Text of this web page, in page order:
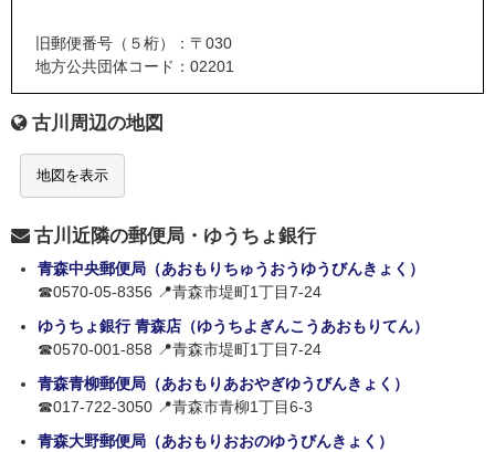
旧郵便番号（５桁）：〒030
地方公共団体コード：02201
古川周辺の地図
地図を表示
古川近隣の郵便局・ゆうちょ銀行
青森中央郵便局（あおもりちゅうおうゆうびんきょく）
☎0570-05-8356 📍青森市堤町1丁目7-24
ゆうちょ銀行 青森店（ゆうちよぎんこうあおもりてん）
☎0570-001-858 📍青森市堤町1丁目7-24
青森青柳郵便局（あおもりあおやぎゆうびんきょく）
☎017-722-3050 📍青森市青柳1丁目6-3
青森大野郵便局（あおもりおおのゆうびんきょく）